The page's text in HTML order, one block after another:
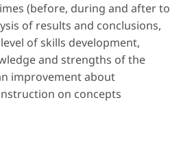
(before, during and after to
of results and conclusions,
of skills development,
and strengths of the
improvement about
on concepts